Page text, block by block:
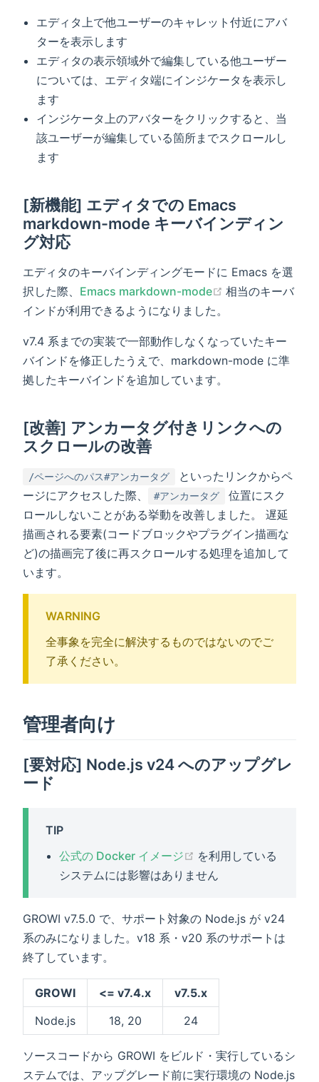
エディタ上で他ユーザーのキャレット付近にアバ
ターを表示します
エディタの表示領域外で編集している他ユーザー
については、エディタ端にインジケータを表示し
ます
インジケータ上のアバターをクリックすると、当
該ユーザーが編集している箇所までスクロールし
ます
[新機能] エディタでの Emacs
markdown-mode キーバインディン
グ対応
エディタのキーバインディングモードに Emacs を選
択した際、 Emacs markdown-mode (opens new
相当のキーバ
インドが利用できるようになりました。
v7.4 系までの実装で一部動作しなくなっていたキー
バインドを修正したうえで、markdown-mode に準
拠したキーバインドを追加しています。
[改善] アンカータグ付きリンクへの
スクロールの改善
/ページへのパス#アンカータグ
といったリンクからペ
ージにアクセスした際、
#アンカータグ
位置にスク
ロールしないことがある挙動を改善しました。 遅延
描画される要素(コードブロックやプラグイン描画な
ど)の描画完了後に再スクロールする処理を追加して
います。
WARNING
全事象を完全に解決するものではないのでご
了承ください。
管理者向け
[要対応] Node.js v24 へのアップグレ
ード
TIP
公式の Docker イメージ
(opens new window)
を利用している
システムには影響はありません
GROWI v7.5.0 で、サポート対象の Node.js が v24
系のみになりました。v18 系・v20 系のサポートは
終了しています。
GROWI <= v7.4.x
v7.5.x
Node.js
18, 20 24
ソースコードから GROWI をビルド・実行しているシ
ステムでは、アップグレード前に実行環境の Node.js